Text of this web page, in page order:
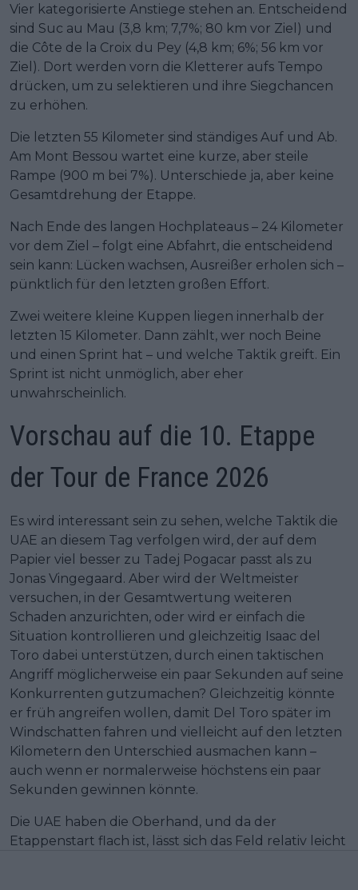
Vier kategorisierte Anstiege stehen an. Entscheidend
sind Suc au Mau (3,8 km; 7,7%; 80 km vor Ziel) und
die Côte de la Croix du Pey (4,8 km; 6%; 56 km vor
Ziel). Dort werden vorn die Kletterer aufs Tempo
drücken, um zu selektieren und ihre Siegchancen
zu erhöhen.
Die letzten 55 Kilometer sind ständiges Auf und Ab.
Am Mont Bessou wartet eine kurze, aber steile
Rampe (900 m bei 7%). Unterschiede ja, aber keine
Gesamtdrehung der Etappe.
Nach Ende des langen Hochplateaus – 24 Kilometer
vor dem Ziel – folgt eine Abfahrt, die entscheidend
sein kann: Lücken wachsen, Ausreißer erholen sich –
pünktlich für den letzten großen Effort.
Zwei weitere kleine Kuppen liegen innerhalb der
letzten 15 Kilometer. Dann zählt, wer noch Beine
und einen Sprint hat – und welche Taktik greift. Ein
Sprint ist nicht unmöglich, aber eher
unwahrscheinlich.
Vorschau auf die 10. Etappe
der Tour de France 2026
Es wird interessant sein zu sehen, welche Taktik die
UAE an diesem Tag verfolgen wird, der auf dem
Papier viel besser zu Tadej Pogacar passt als zu
Jonas Vingegaard. Aber wird der Weltmeister
versuchen, in der Gesamtwertung weiteren
Schaden anzurichten, oder wird er einfach die
Situation kontrollieren und gleichzeitig Isaac del
Toro dabei unterstützen, durch einen taktischen
Angriff möglicherweise ein paar Sekunden auf seine
Konkurrenten gutzumachen? Gleichzeitig könnte
er früh angreifen wollen, damit Del Toro später im
Windschatten fahren und vielleicht auf den letzten
Kilometern den Unterschied ausmachen kann –
auch wenn er normalerweise höchstens ein paar
Sekunden gewinnen könnte.
Die UAE haben die Oberhand, und da der
Etappenstart flach ist, lässt sich das Feld relativ leicht